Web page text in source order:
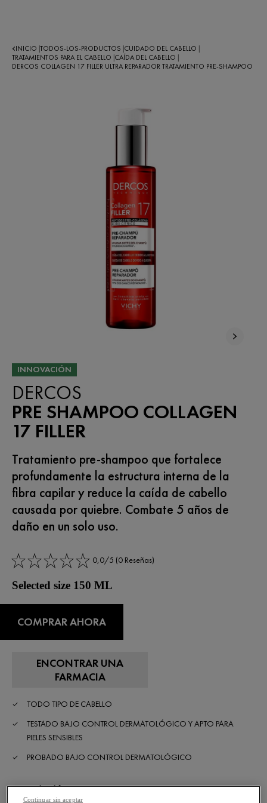
INICIO TODOS-LOS-PRODUCTOS CUIDADO DEL CABELLO
TRATAMIENTOS PARA EL CABELLO CAÍDA DEL CABELLO
DERCOS COLLAGEN 17 FILLER ULTRA REPARADOR TRATAMIENTO PRE-SHAMPOO
INNOVACIÓN
DERCOS
PRE SHAMPOO COLLAGEN
17 FILLER
Tratamiento pre-shampoo que fortalece
profundamente la estructura interna de la
fibra capilar y reduce la caída de cabello
causada por quiebre. Combate 5 años de
daño en un solo uso.
0,0/5 (0 Reseñas)
Selected size 150 ML
COMPRAR AHORA
ENCONTRAR UNA
FARMACIA
TODO TIPO DE CABELLO
TESTADO BAJO CONTROL DERMATOLÓGICO Y APTO PARA
PIELES SENSIBLES
PROBADO BAJO CONTROL DERMATOLÓGICO
Descripción
Continuar sin aceptar